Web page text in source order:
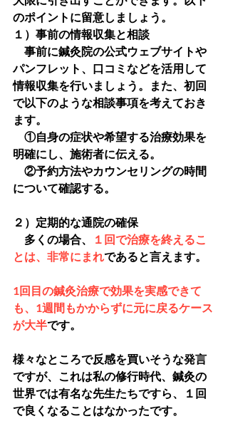
のポイントに留意しましょう。
１）事前の情報収集と相談
事前に鍼灸院の公式ウェブサイトや
パンフレット、口コミなどを活用して
情報収集を行いましょう。また、初回
で以下のような相談事項を考えておき
ます。
①自身の症状や希望する治療効果を
明確にし、施術者に伝える。
②予約方法やカウンセリングの時間
について確認する。
２）定期的な通院の確保
多くの場合、
１回で治療を終えるこ
とは、非常にまれであると言えます。
1回目の鍼灸治療で効果を実感できて
も、1週間もかからずに元に戻るケース
が大半です。
様々なところで反感を買いそうな発言
ですが、これは私の修行時代、鍼灸の
世界では有名な先生たちですら、１回
で良くなることはなかったです。